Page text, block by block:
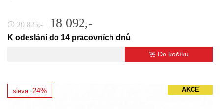
🛈 20 825,- 18 092,-
K odeslání do 14 pracovních dnů
Do košíku
AKCE
sleva -24%